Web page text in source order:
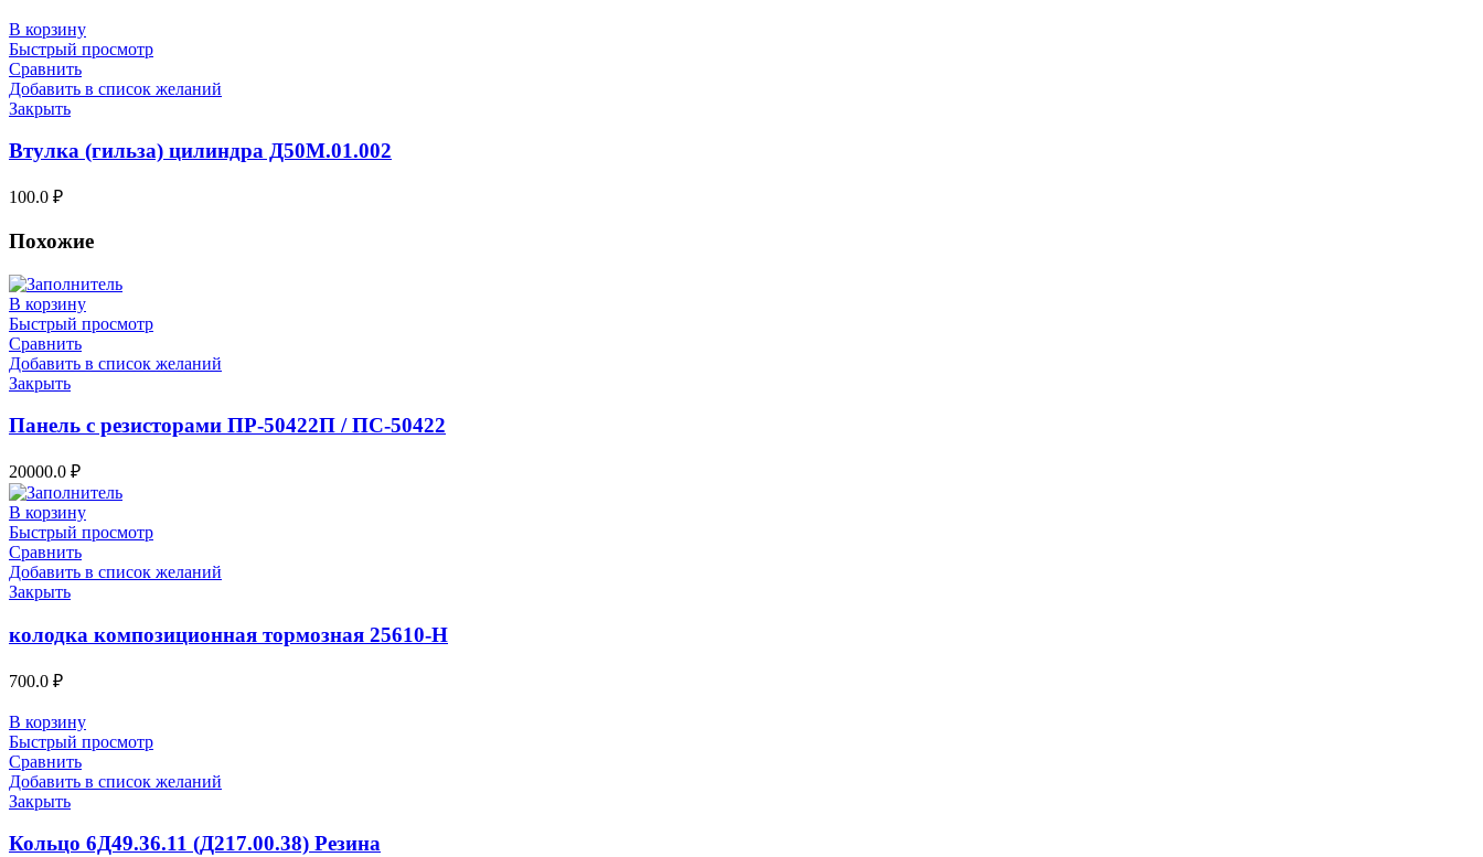
В корзину
Быстрый просмотр
Сравнить
Добавить в список желаний
Закрыть
Втулка (гильза) цилиндра Д50М.01.002
100.0 ₽
Похожие
В корзину
Быстрый просмотр
Сравнить
Добавить в список желаний
Закрыть
Панель с резисторами ПР-50422П / ПС-50422
20000.0 ₽
В корзину
Быстрый просмотр
Сравнить
Добавить в список желаний
Закрыть
колодка композиционная тормозная 25610-Н
700.0 ₽
В корзину
Быстрый просмотр
Сравнить
Добавить в список желаний
Закрыть
Кольцо 6Д49.36.11 (Д217.00.38) Резина